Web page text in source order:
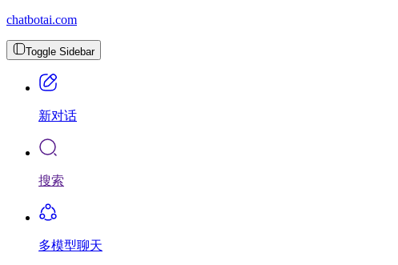
chatbotai.com
Toggle Sidebar
新对话
搜索
多模型聊天